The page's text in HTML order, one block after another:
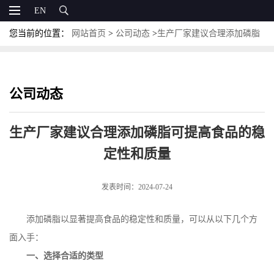
EN
您当前的位置： 网站首页 > 公司动态 >生产厂家建议合理添加磷脂
公司动态
生产厂家建议合理添加磷脂可提高食品的稳
定性和质量
发表时间：2024-07-24
添加磷脂以显著提高食品的稳定性和质量，可以从以下几个方
面入手：
一、选择合适的类型